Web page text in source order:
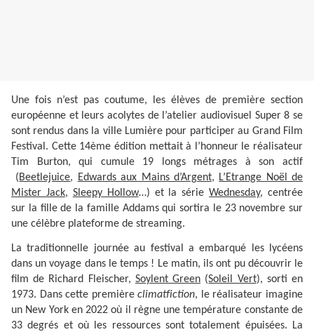
Une fois n’est pas coutume, les élèves de première section
européenne et leurs acolytes de l’atelier audiovisuel Super 8 se
sont rendus dans la ville Lumière pour participer au Grand Film
Festival. Cette 14ème édition mettait à l’honneur le réalisateur
Tim Burton, qui cumule 19 longs métrages à son actif
(Beetlejuice, Edwards aux Mains d’Argent, L’Etrange Noël de
Mister Jack, Sleepy Hollow…) et la sérieWednesday, centrée
sur la fille de la famille Addams qui sortira le 23 novembre sur
une célèbre plateforme de streaming.
La traditionnelle journée au festival a embarqué les lycéens
dans un voyage dans le temps ! Le matin, ils ont pu découvrir le
film de Richard Fleischer, Soylent Green (Soleil Vert), sorti en
1973. Dans cette premièreclimatfiction, le réalisateur imagine
un New York en 2022 où il règne une température constante de
33 degrés et où les ressources sont totalement épuisées. La